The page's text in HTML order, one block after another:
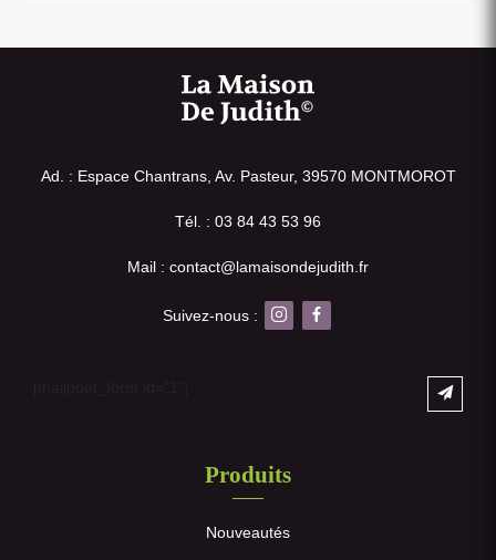
Ad. : Espace Chantrans, Av. Pasteur, 39570 MONTMOROT
Tél. : 03 84 43 53 96
Mail : contact@lamaisondejudith.fr
Suivez-nous :
Produits
Nouveautés